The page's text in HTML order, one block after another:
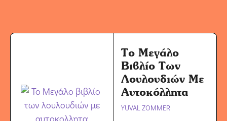
Το Μεγάλο
Βιβλίο Των
Λουλουδιών Με
Αυτοκόλλητα
YUVAL ZOMMER